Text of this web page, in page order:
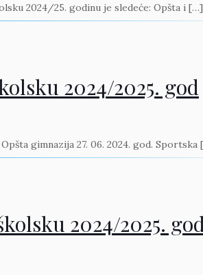
2024/25. godinu je sledeće: Opšta i […]
2024/2025. god
gimnazija 27. 06. 2024. god. Sportska
2024/2025.